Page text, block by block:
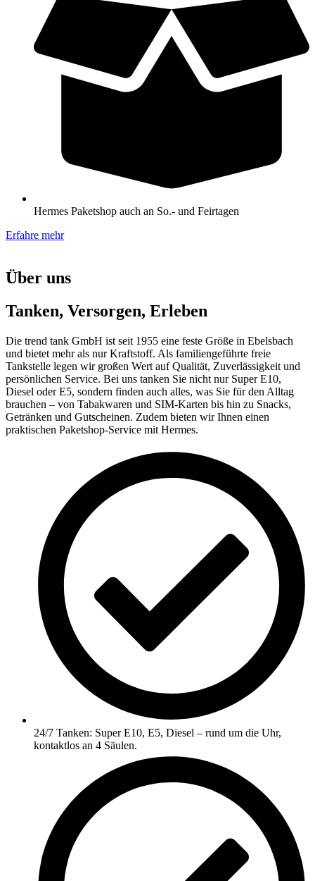
Hermes Paketshop auch an So.- und Feirtagen
Erfahre mehr
Über uns
Tanken, Versorgen, Erleben
Die trend tank GmbH ist seit 1955 eine feste Größe in Ebelsbach
und bietet mehr als nur Kraftstoff. Als familiengeführte freie
Tankstelle legen wir großen Wert auf Qualität, Zuverlässigkeit und
persönlichen Service. Bei uns tanken Sie nicht nur Super E10,
Diesel oder E5, sondern finden auch alles, was Sie für den Alltag
brauchen – von Tabakwaren und SIM-Karten bis hin zu Snacks,
Getränken und Gutscheinen. Zudem bieten wir Ihnen einen
praktischen Paketshop-Service mit Hermes.
24/7 Tanken: Super E10, E5, Diesel – rund um die Uhr,
kontaktlos an 4 Säulen.